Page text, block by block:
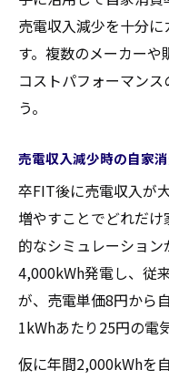
売電収入減少を十分
す。複数のメーカー
コストパフォーマン
う。
売電収入減少時の自家
卒FIT後に売電収入が
増やすことでどれだ
的なシミュレーショ
4,000kWh発電し、従
が、売電単価8円から
1kWhあたり25円の電
仮に年間2,000kWhを